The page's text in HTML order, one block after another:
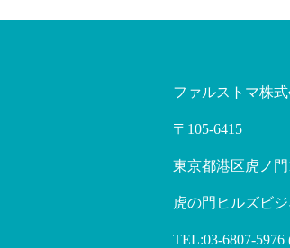
ファルストマ株式
〒105-6415
東京都港区虎ノ門
虎の門ヒルズビ
TEL:03-6807-5976